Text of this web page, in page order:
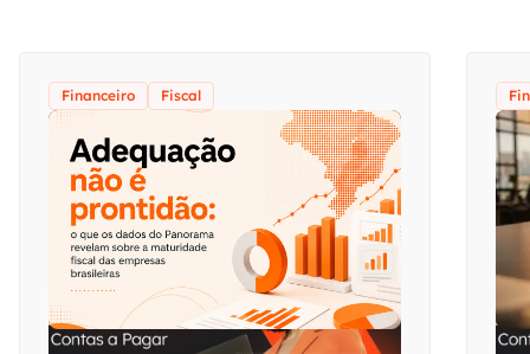
Financeiro Fiscal